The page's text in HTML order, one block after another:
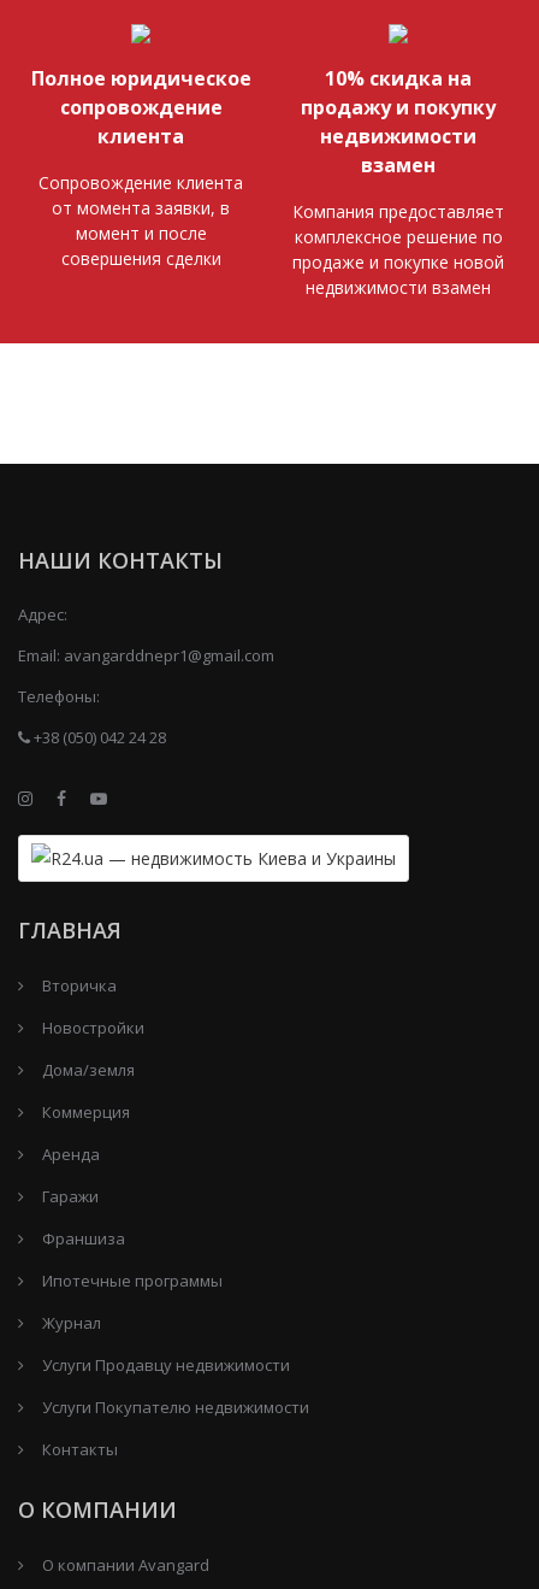
Полное юридическое
сопровождение
клиента
Сопровождение клиента
от момента заявки, в
момент и после
совершения сделки
10% скидка на
продажу и покупку
недвижимости
взамен
Компания предоставляет
комплексное решение по
продаже и покупке новой
недвижимости взамен
НАШИ КОНТАКТЫ
Адрес:
Email: avangarddnepr1@gmail.com
Телефоны:
+38 (050) 042 24 28
ГЛАВНАЯ
Вторичка
Новостройки
Дома/земля
Коммерция
Аренда
Гаражи
Франшиза
Ипотечные программы
Журнал
Услуги Продавцу недвижимости
Услуги Покупателю недвижимости
Контакты
О КОМПАНИИ
О компании Avangard